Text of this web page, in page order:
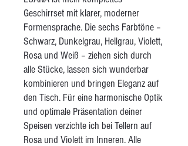
Geschirrset mit klarer, moderner
Formensprache. Die sechs Farbtöne –
Schwarz, Dunkelgrau, Hellgrau, Violett,
Rosa und Weiß – ziehen sich durch
alle Stücke, lassen sich wunderbar
kombinieren und bringen Eleganz auf
den Tisch. Für eine harmonische Optik
und optimale Präsentation deiner
Speisen verzichte ich bei Tellern auf
Rosa und Violett im Inneren. Alle